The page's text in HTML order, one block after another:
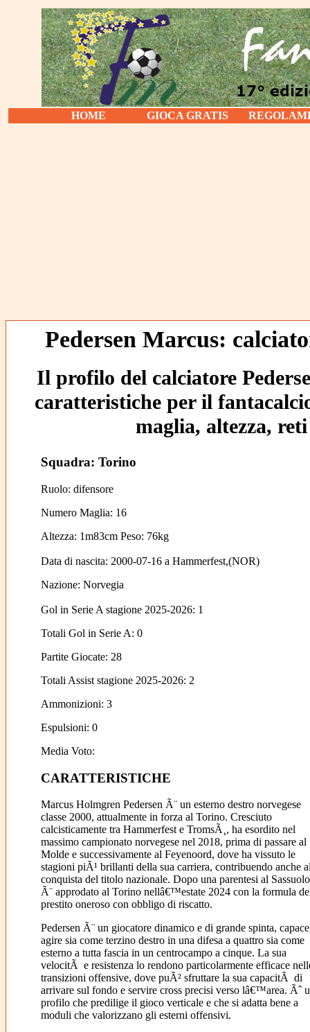
HOME GIOCA GRATIS
Pedersen Marcus:
Il profilo del calciatore
caratteristiche per il
maglia, altezza,
Squadra: Torino
Ruolo: difensore
Numero Maglia: 16
Altezza: 1m83cm Peso: 76kg
Data di nascita: 2000-07-16 a Hammerfest,(NOR)
Nazione: Norvegia
Gol in Serie A stagione 2025-2026: 1
Totali Gol in Serie A: 0
Partite Giocate: 28
Totali Assist stagione 2025-2026: 2
Ammonizioni: 3
Espulsioni: 0
Media Voto:
CARATTERISTICHE
Marcus Holmgren Pedersen Ã¨ un esterno destro norvegese
classe 2000, attualmente in forza al Torino. Cresciuto
calcisticamente tra Hammerfest e TromsÃ¸, ha esordito nel
massimo campionato norvegese nel 2018, prima di passare al
Molde e successivamente al Feyenoord, dove ha vissuto le
stagioni piÃ¹ brillanti della sua carriera, contribuendo anche
conquista del titolo nazionale. Dopo una parentesi al
Ã¨ approdato al Torino nellâ€™estate 2024 con la formula
prestito oneroso con obbligo di riscatto.
Pedersen Ã¨ un giocatore dinamico e di grande spinta,
agire sia come terzino destro in una difesa a quattro sia come
esterno a tutta fascia in un centrocampo a cinque. La sua
velocitÃ e resistenza lo rendono particolarmente efficace
transizioni offensive, dove puÃ² sfruttare la sua capacitÃ di
arrivare sul fondo e servire cross precisi verso lâ€™area. Ãˆ
profilo che predilige il gioco verticale e che si adatta bene a
moduli che valorizzano gli esterni offensivi.